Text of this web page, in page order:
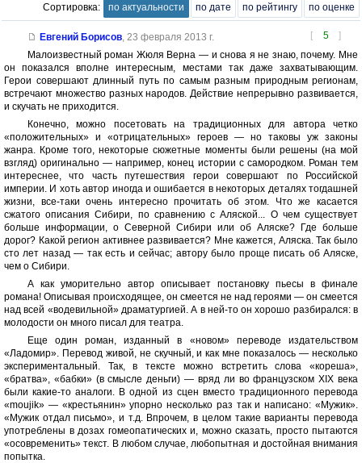
Сортировка: по актуальности по дате по рейтингу по оценке
[ 5 ]
Евгений Борисов, 23 февраля 2013 г.
Малоизвестный роман Жюля Верна — и снова я не знаю, почему. Мне
он показался вполне интересным, местами так даже захватывающим.
Герои совершают длинный путь по самым разным природным регионам,
встречают множество разных народов. Действие непрерывно развивается,
и скучать не приходится.
Конечно, можно посетовать на традиционных для автора четко
«положительных» и «отрицательных» героев — но таковы уж законы
жанра. Кроме того, некоторые сюжетные моменты были решены (на мой
взгляд) оригинально — например, конец истории с самородком. Роман тем
интереснее, что часть путешествия герои совершают по Российской
империи. И хоть автор иногда и ошибается в некоторых деталях тогдашней
жизни, все-таки очень интересно прочитать об этом. Что же касается
сжатого описания Сибири, по сравнению с Аляской... О чем существует
больше информации, о Северной Сибири или об Аляске? Где больше
дорог? Какой регион активнее развивается? Мне кажется, Аляска. Так было
сто лет назад — так есть и сейчас; автору было проще писать об Аляске,
чем о Сибири.
А как уморительно автор описывает постановку пьесы в финале
романа! Описывая происходящее, он смеется не над героями — он смеется
над всей «водевильной» драматургией. А в ней-то он хорошо разбирался: в
молодости он много писал для театра.
Еще один роман, изданный в «новом» переводе издательством
«Ладомир». Перевод живой, не скучный, и как мне показалось — несколько
экспериментальный. Так, в тексте можно встретить слова «кореша»,
«братва», «бабки» (в смысле деньги) — вряд ли во французском XIX века
были какие-то аналоги. В одной из сцен вместо традиционного перевода
«moujik» — «крестьянин» упорно несколько раз так и написано: «Мужик».
«Мужик отдал письмо», и т.д. Впрочем, в целом такие варианты перевода
употреблены в дозах гомеопатических и, можно сказать, просто пытаются
«осовременить» текст. В любом случае, любопытная и достойная внимания
попытка.